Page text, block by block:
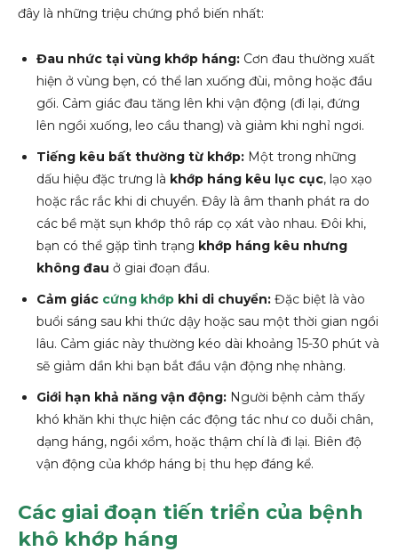
đây là những triệu chứng phổ biến nhất:
Đau nhức tại vùng khớp háng: Cơn đau thường xuất
hiện ở vùng bẹn, có thể lan xuống đùi, mông hoặc đầu
gối. Cảm giác đau tăng lên khi vận động (đi lại, đứng
lên ngồi xuống, leo cầu thang) và giảm khi nghỉ ngơi.
Tiếng kêu bất thường từ khớp: Một trong những
dấu hiệu đặc trưng là khớp háng kêu lục cục, lạo xạo
hoặc rắc rắc khi di chuyển. Đây là âm thanh phát ra do
các bề mặt sụn khớp thô ráp cọ xát vào nhau. Đôi khi,
bạn có thể gặp tình trạng khớp háng kêu nhưng
không đau ở giai đoạn đầu.
Cảm giác cứng khớp khi di chuyển: Đặc biệt là vào
buổi sáng sau khi thức dậy hoặc sau một thời gian ngồi
lâu. Cảm giác này thường kéo dài khoảng 15-30 phút và
sẽ giảm dần khi bạn bắt đầu vận động nhẹ nhàng.
Giới hạn khả năng vận động: Người bệnh cảm thấy
khó khăn khi thực hiện các động tác như co duỗi chân,
dạng háng, ngồi xổm, hoặc thậm chí là đi lại. Biên độ
vận động của khớp háng bị thu hẹp đáng kể.
Các giai đoạn tiến triển của bệnh
khô khớp háng